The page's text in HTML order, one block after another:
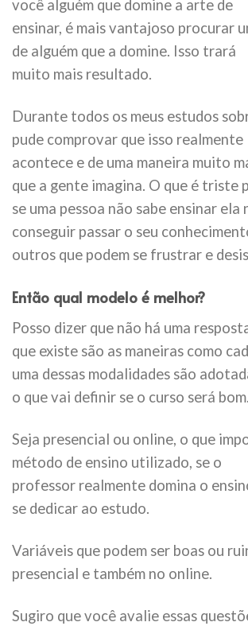
você alguém que domine a arte de
ensinar, é mais vantajoso procurar
de alguém que a domine. Isso trará
muito mais resultado.
Durante todos os meus estudos
pude comprovar que isso realmente
acontece e de uma maneira muito
que a gente imagina. O que é triste
se uma pessoa não sabe ensinar ela
conseguir passar o seu
outros que podem se frustrar e
Então qual modelo é melhor?
Posso dizer que não há uma
que existe são as maneiras como
uma dessas modalidades são
o que vai definir se o curso será bom.
Seja presencial ou online, o que
método de ensino utilizado, se o
professor realmente domina o
se dedicar ao estudo.
Variáveis que podem ser boas ou
presencial e também no online.
Sugiro que você avalie essas